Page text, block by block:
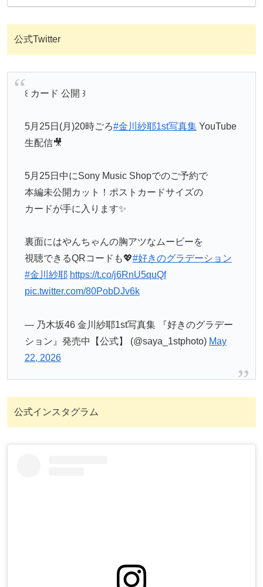
公式Twitter
꒰ カード 公開 ꒱
5月25日(月)20時ごろ#金川紗耶1st写真集YouTube
生配信🎥
5月25日中にSony Music Shopでのご予約で
本編未公開カット！ポストカードサイズの
カードが手に入ります✨
裏面にはやんちゃんの胸アツなムービーを
視聴できるQRコードも💖#好きのグラデーション
#金川紗耶 https://t.co/j6RnU5quQf
pic.twitter.com/80PobDJv6k
— 乃木坂46 金川紗耶1st写真集 『好きのグラデー
ション』発売中【公式】 (@saya_1stphoto) May
22, 2026
公式インスタグラム